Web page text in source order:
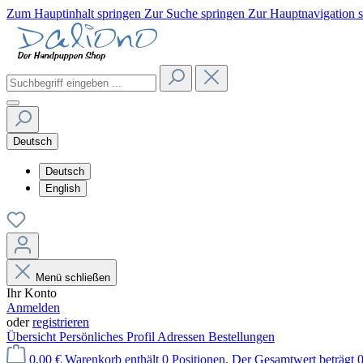
Zum Hauptinhalt springen Zur Suche springen Zur Hauptnavigation
Deutsch
Deutsch
English
Menü schließen
Ihr Konto
Anmelden
oderregistrieren
Übersicht Persönliches Profil Adressen Bestellungen
0,00 € Warenkorb enthält 0 Positionen. Der Gesamtwert beträgt